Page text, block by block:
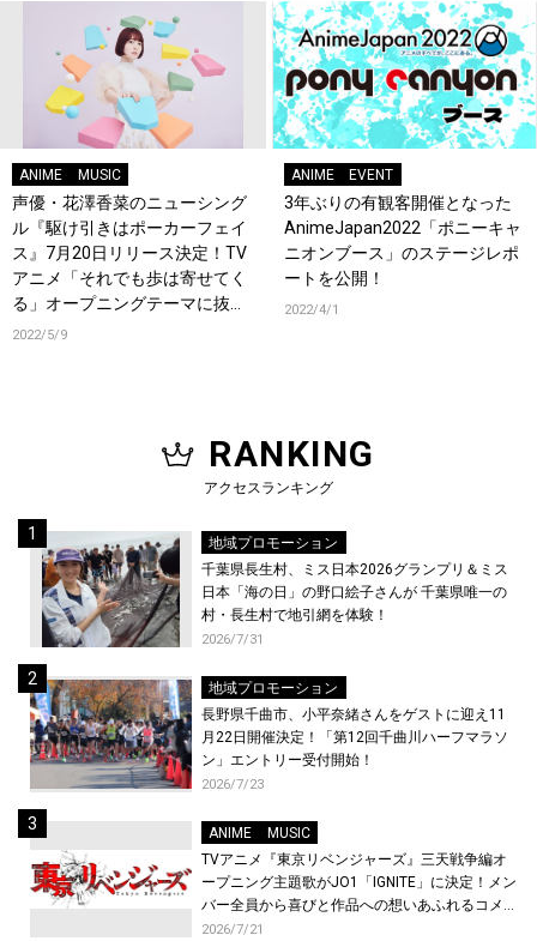
ANIME MUSIC
声優・花澤香菜のニューシング
ル『駆け引きはポーカーフェイ
ス』7月20日リリース決定！TV
アニメ「それでも歩は寄せてく
る」オープニングテーマに抜
擢！
2022/5/9
ANIME EVENT
3年ぶりの有観客開催となった
AnimeJapan2022「ポニーキャ
ニオンブース」のステージレポ
ートを公開！
2022/4/1
RANKING
アクセスランキング
地域プロモーション
千葉県長生村、ミス日本2026グランプリ＆ミス
日本「海の日」の野口絵子さんが 千葉県唯一の
村・長生村で地引網を体験！
2026/7/31
地域プロモーション
長野県千曲市、小平奈緒さんをゲストに迎え11
月22日開催決定！「第12回千曲川ハーフマラソ
ン」エントリー受付開始！
2026/7/23
ANIME
MUSIC
TVアニメ『東京リベンジャーズ』三天戦争編オ
ープニング主題歌がJO1「IGNITE」に決定！メン
バー全員から喜びと作品への想いあふれるコメン
トが到着！9月に東京・大阪で先行上映会を開
2026/7/21